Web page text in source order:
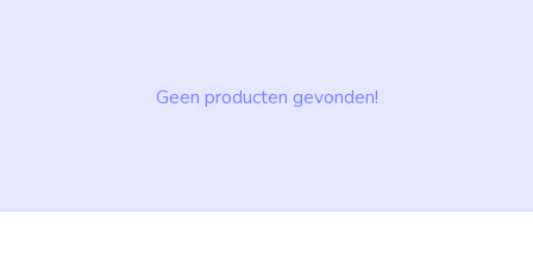
Geen producten gevonden!